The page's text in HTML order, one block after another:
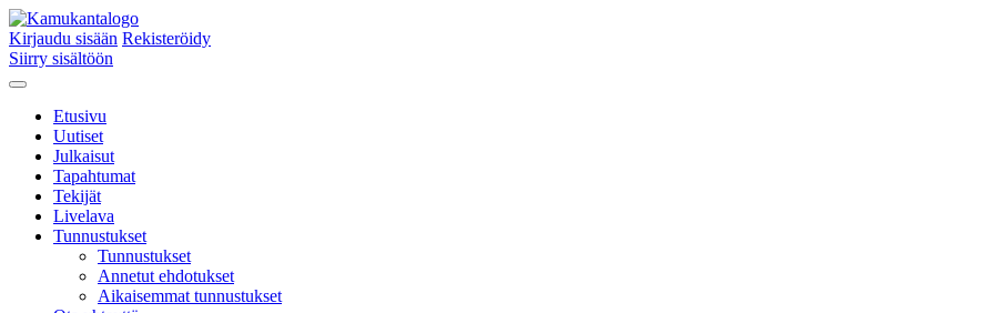
Kirjaudu sisään Rekisteröidy
Siirry sisältöön
Etusivu
Uutiset
Julkaisut
Tapahtumat
Tekijät
Livelava
Tunnustukset
Tunnustukset
Annetut ehdotukset
Aikaisemmat tunnustukset